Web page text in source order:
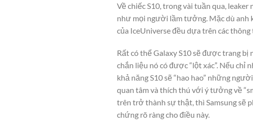
Về chiếc S10, trong vài tuần qua,
như mọi người lầm tưởng. Mặc dù anh
của IceUniverse đều dựa trên các thông
Rất có thể Galaxy S10 sẽ được trang bị
chắn liệu nó có được “lột xác”. Nếu chỉ
khả năng S10 sẽ “hao hao” những
quan tâm và thích thú với ý tưởng về
trên trở thành sự thật, thì Samsung sẽ
chứng rõ ràng cho điều này.